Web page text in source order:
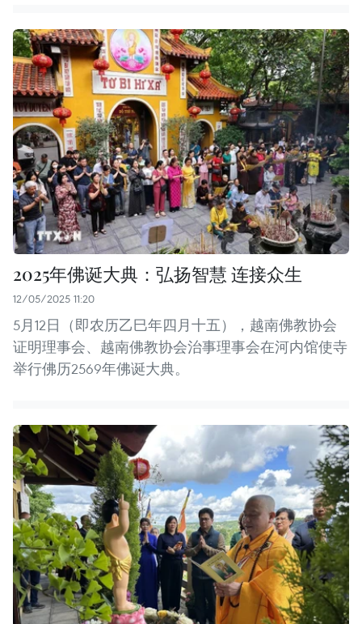
2025年佛诞大典：弘扬智慧 连接众生
12/05/2025 11:20
5月12日（即农历乙巳年四月十五），越南佛教协会
证明理事会、越南佛教协会治事理事会在河内馆使寺
举行佛历2569年佛诞大典。